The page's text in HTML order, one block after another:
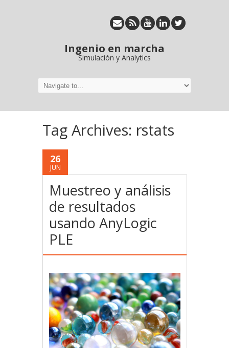
Ingenio en marcha
Simulación y Analytics
Tag Archives: rstats
26
JUN
Muestreo y análisis
de resultados
usando AnyLogic
PLE